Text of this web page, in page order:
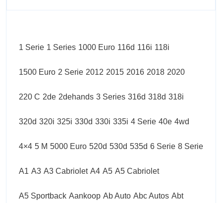
1 Serie 1 Series 1000 Euro 116d 116i 118i
1500 Euro 2 Serie 2012 2015 2016 2018 2020
220 C 2de 2dehands 3 Series 316d 318d 318i
320d 320i 325i 330d 330i 335i 4 Serie 40e 4wd
4×4 5 M 5000 Euro 520d 530d 535d 6 Serie 8 Serie
A1 A3 A3 Cabriolet A4 A5 A5 Cabriolet
A5 Sportback Aankoop Ab Auto Abc Autos Abt